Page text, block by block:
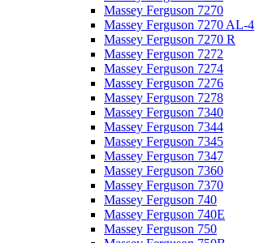
Massey Ferguson 7270
Massey Ferguson 7270 AL-4
Massey Ferguson 7270 R
Massey Ferguson 7272
Massey Ferguson 7274
Massey Ferguson 7276
Massey Ferguson 7278
Massey Ferguson 7340
Massey Ferguson 7344
Massey Ferguson 7345
Massey Ferguson 7347
Massey Ferguson 7360
Massey Ferguson 7370
Massey Ferguson 740
Massey Ferguson 740E
Massey Ferguson 750